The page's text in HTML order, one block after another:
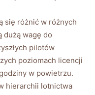
się różnić w różnych
dużą wagę do
pilotów
poziomach licencji
w powietrzu.
hierarchii lotnictwa